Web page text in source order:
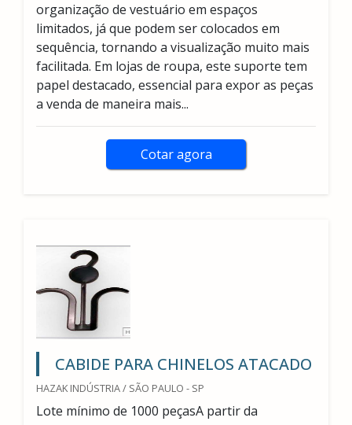
organização de vestuário em espaços
limitados, já que podem ser colocados em
sequência, tornando a visualização muito mais
facilitada. Em lojas de roupa, este suporte tem
papel destacado, essencial para expor as peças
a venda de maneira mais...
Cotar agora
CABIDE PARA CHINELOS ATACADO
HAZAK INDÚSTRIA / SÃO PAULO - SP
Lote mínimo de 1000 peçasA partir da